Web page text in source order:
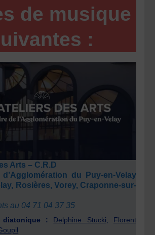
de musique
:
Arts – C.R.D
du Puy-en-Velay
Rosières, Vorey, Craponne-sur-
au 04 71 04 37 35
diatonique : Delphine Stucki, Florent